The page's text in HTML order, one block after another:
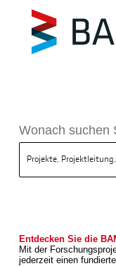
ReSEARCH
Wonach suchen
Entdecken Sie die
Mit der
jederzeit einen